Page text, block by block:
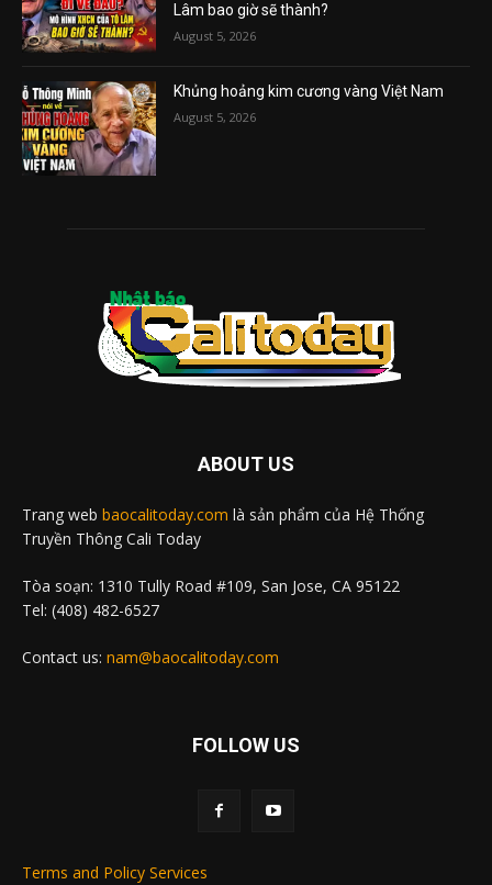
Lâm bao giờ sẽ thành?
August 5, 2026
Khủng hoảng kim cương vàng Việt Nam
August 5, 2026
ABOUT US
Trang web baocalitoday.com là sản phẩm của Hệ Thống
Truyền Thông Cali Today
Tòa soạn: 1310 Tully Road #109, San Jose, CA 95122
Tel: (408) 482-6527
Contact us: nam@baocalitoday.com
FOLLOW US
Terms and Policy Services